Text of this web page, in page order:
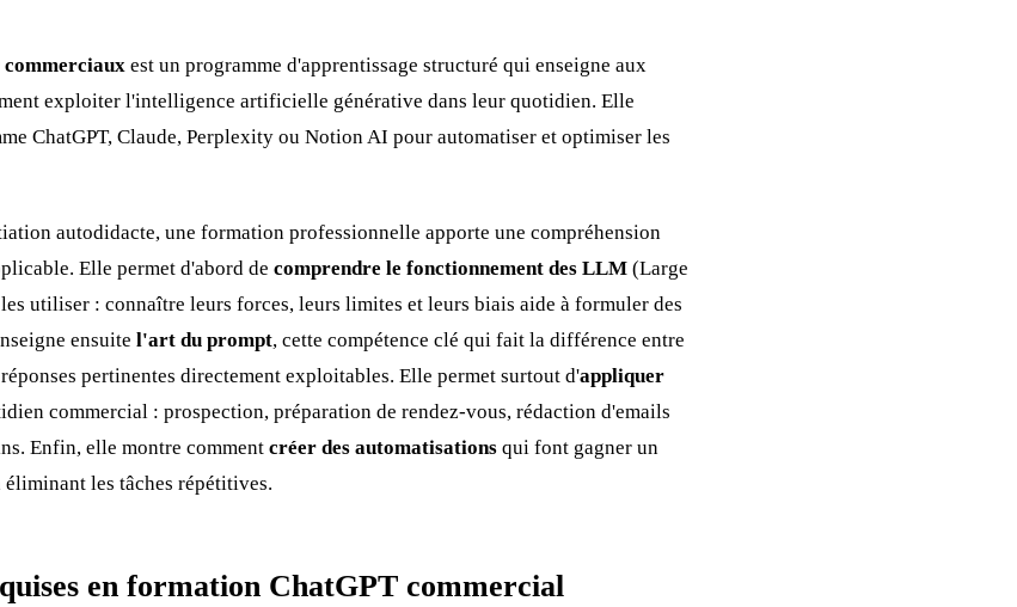
est un programme d'apprentissage structuré qui enseigne aux
exploiter l'intelligence artificielle générative dans leur quotidien. Elle
ChatGPT, Claude, Perplexity ou Notion AI pour automatiser et optimiser les
autodidacte, une formation professionnelle apporte une compréhension
Elle permet d'abord de comprendre le fonctionnement des LLM (Large
utiliser : connaître leurs forces, leurs limites et leurs biais aide à formuler des
ensuite l'art du prompt, cette compétence clé qui fait la différence entre
pertinentes directement exploitables. Elle permet surtout d'appliquer
commercial : prospection, préparation de rendez-vous, rédaction d'emails
Enfin, elle montre comment créer des automatisations qui font gagner un
les tâches répétitives.
en formation ChatGPT commercial